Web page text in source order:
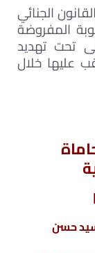
الجنائي
المفروضة
تحت تهديد
عليها خلال
حسن